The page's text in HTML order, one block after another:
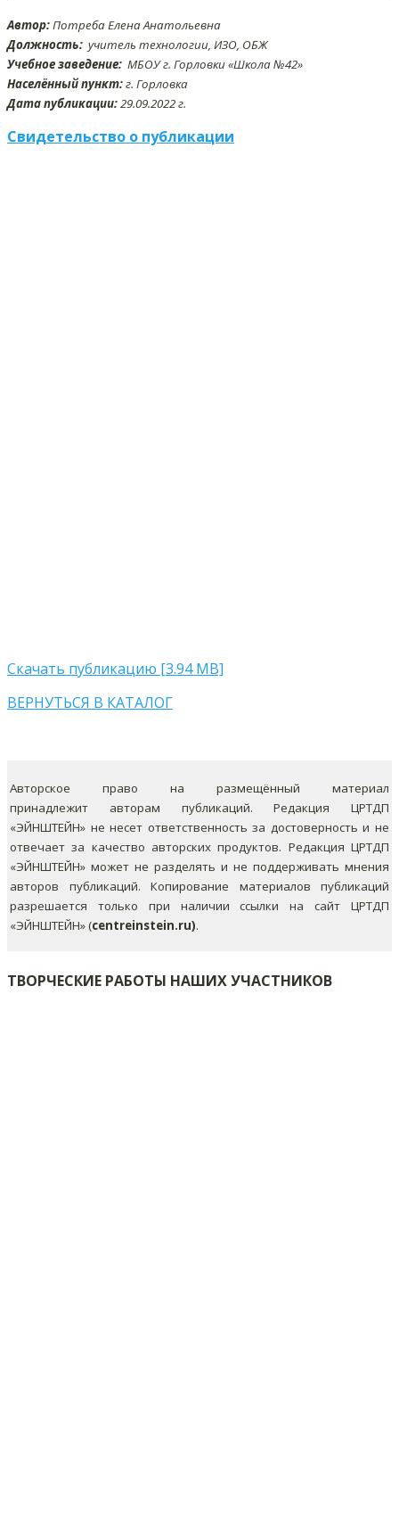
Автор:Потреба Елена Анатольевна
Должность: учитель технологии, ИЗО, ОБЖ
Учебное заведение: МБОУ г. Горловки «Школа №42»
Населённый пункт:г. Горловка
Дата публикации:29.09.2022 г.
Свидетельство о публикации
Скачать публикацию [3.94 MB]
ВЕРНУТЬСЯ В КАТАЛОГ
Авторское право на размещённый материал
принадлежит авторам публикаций. Редакция ЦРТДП
«ЭЙНШТЕЙН» не несет ответственность за достоверность и не
отвечает за качество авторских продуктов. Редакция ЦРТДП
«ЭЙНШТЕЙН» может не разделять и не поддерживать мнения
авторов публикаций. Копирование материалов публикаций
разрешается только при наличии ссылки на сайт ЦРТДП
«ЭЙНШТЕЙН» (centreinstein.ru).
ТВОРЧЕСКИЕ РАБОТЫ НАШИХ УЧАСТНИКОВ